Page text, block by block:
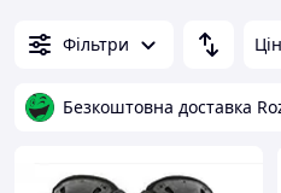
Фільтри
Безкоштовна доставка